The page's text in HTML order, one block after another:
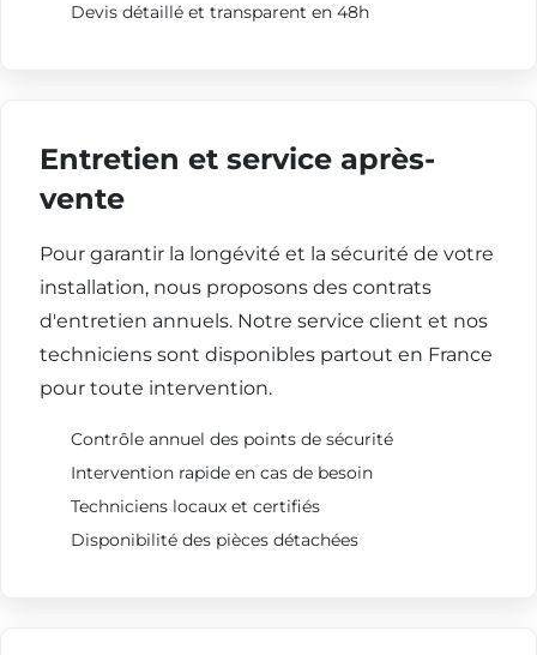
Devis détaillé et transparent en 48h
Entretien et service après-
vente
Pour garantir la longévité et la sécurité de votre
installation, nous proposons des contrats
d'entretien annuels. Notre service client et nos
techniciens sont disponibles partout en France
pour toute intervention.
Contrôle annuel des points de sécurité
Intervention rapide en cas de besoin
Techniciens locaux et certifiés
Disponibilité des pièces détachées